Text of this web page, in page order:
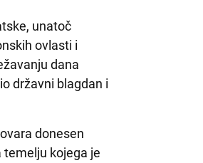
unatoč
ovlasti i
dana
državni blagdan i
donesen
kojega je